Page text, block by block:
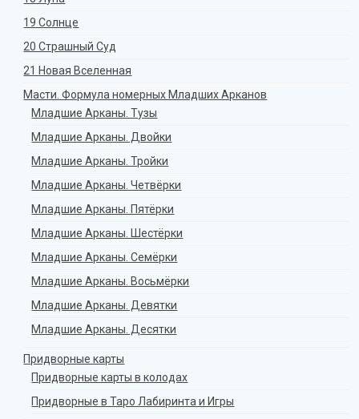
19 Солнце
20 Страшный Суд
21 Новая Вселенная
Масти. Формула номерных Младших Арканов
Младшие Арканы. Тузы
Младшие Арканы. Двойки
Младшие Арканы. Тройки
Младшие Арканы. Четвёрки
Младшие Арканы. Пятёрки
Младшие Арканы. Шестёрки
Младшие Арканы. Семёрки
Младшие Арканы. Восьмёрки
Младшие Арканы. Девятки
Младшие Арканы. Десятки
Придворные карты
Придворные карты в колодах
Придворные в Таро Лабиринта и Игры